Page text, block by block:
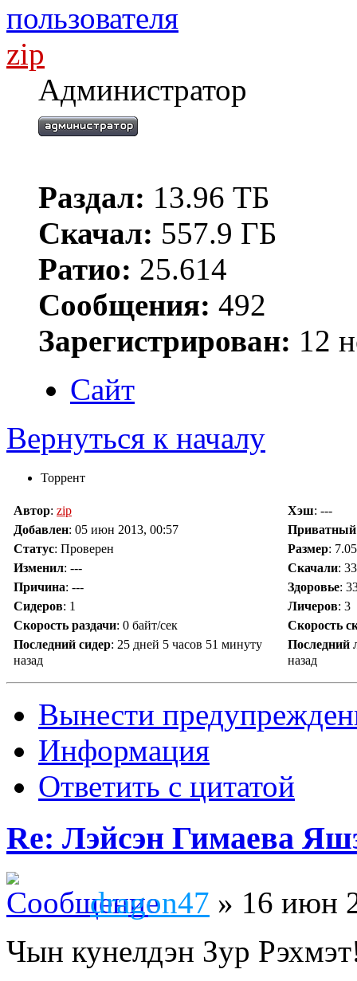
zip
Администратор
Раздал: 13.96 ТБ
Скачал: 557.9 ГБ
Ратио: 25.614
Сообщения: 492
Зарегистрирован: 12
Сайт
Вернуться к началу
Торрент
Автор: zip Хэш: ---
Добавлен: 05 июн 2013, 00:57 Приватный
Статус: Проверен Размер:
Изменил: --- Скачали: 33
Причина: --- Здоровье:
Сидеров: 1 Личеров: 3
Скорость раздачи: 0 байт/сек
Скорость
Последний сидер: 25 дней 5 часов 51 минуту
назад
Последний
назад
Вынести
Информация
Ответить с цитатой
Re: Лэйсэн Гимаева
dragon47 » 16 июн
Чын кунелдэн Зур